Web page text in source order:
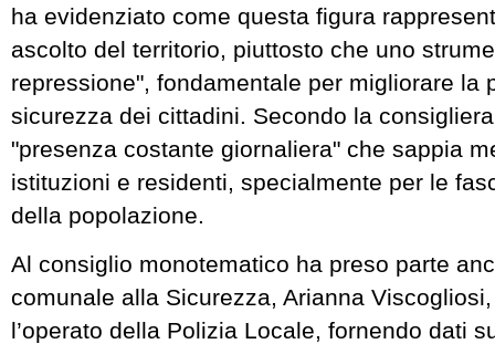
ha evidenziato come questa figura
ascolto del territorio, piuttosto che uno
repressione", fondamentale per migliorare la
sicurezza dei cittadini. Secondo la
"presenza costante giornaliera" che sappia
istituzioni e residenti, specialmente per le
della popolazione.
Al consiglio monotematico ha preso parte
comunale alla Sicurezza, Arianna
l’operato della Polizia Locale, fornendo dati